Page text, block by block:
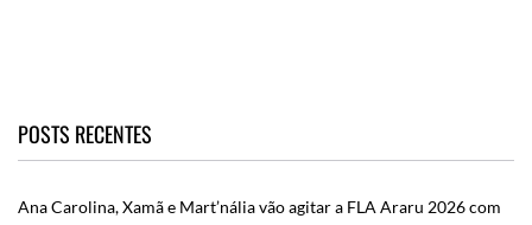
POSTS RECENTES
Ana Carolina, Xamã e Mart’nália vão agitar a FLA Araru 2026 com